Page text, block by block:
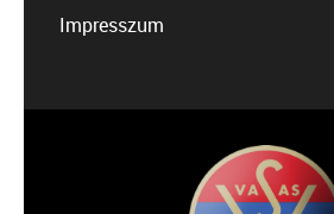
Impresszum